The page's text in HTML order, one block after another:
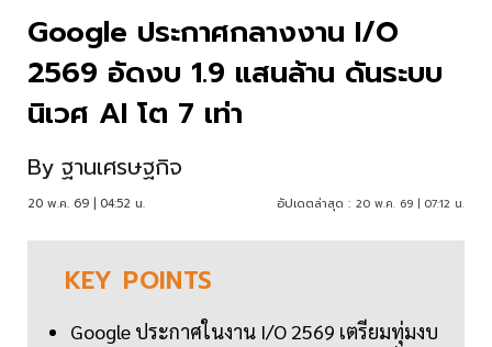
Google ประกาศกลางงาน I/O
2569 อัดงบ 1.9 แสนล้าน ดันระบบ
นิเวศ AI โต 7 เท่า
By ฐานเศรษฐกิจ
20 พ.ค. 69 | 04:52 น. อัปเดตล่าสุด : 20 พ.ค. 69 | 07:12 น.
KEY POINTS
Google ประกาศในงาน I/O 2569 เตรียมทุ่มงบ